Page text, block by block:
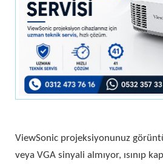
ViewSonic projeksiyonunuz
veya VGA sinyali almıyor, ısınıp